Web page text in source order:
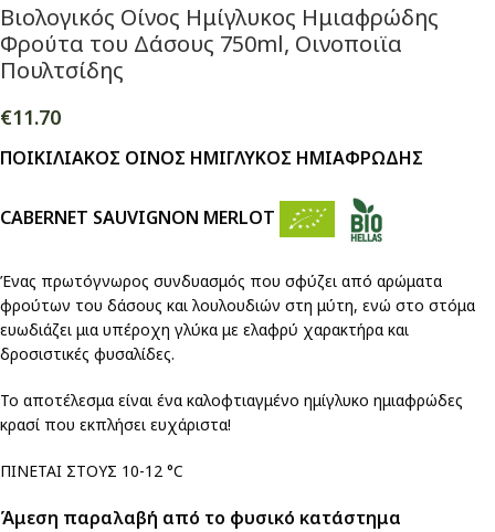
Βιολογικός Οίνος Ημίγλυκος Ημιαφρώδης
Φρούτα του Δάσους 750ml, Οινοποιϊα
Πουλτσίδης
€11.70
ΠΟΙΚΙΛΙΑΚΟΣ ΟΙΝΟΣ ΗΜΙΓΛΥΚΟΣ ΗΜΙΑΦΡΩΔΗΣ
CABERNET SAUVIGNON MERLOT
Ένας πρωτόγνωρος συνδυασμός που σφύζει από αρώματα
φρούτων του δάσους και λουλουδιών στη μύτη, ενώ στο στόμα
ευωδιάζει μια υπέροχη γλύκα με ελαφρύ χαρακτήρα και
δροσιστικές φυσαλίδες.
Το αποτέλεσμα είναι ένα καλοφτιαγμένο ημίγλυκο ημιαφρώδες
κρασί που εκπλήσει ευχάριστα!
ΠΙΝΕΤΑΙ ΣΤΟΥΣ 10-12 °C
Άμεση παραλαβή από το φυσικό κατάστημα